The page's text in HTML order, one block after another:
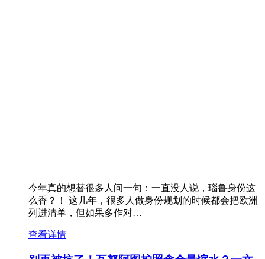
今年真的想替很多人问一句：一直没人说，瑙鲁身份这
么香？！ 这几年，很多人做身份规划的时候都会把欧洲
列进清单，但如果多作对…
查看详情